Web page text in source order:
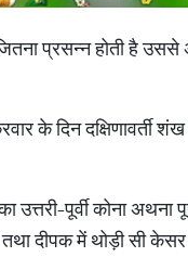
जितना प्रसन्न होती है
के दिन
पूर्वी कोना अथना
दीपक में थोड़ी सी